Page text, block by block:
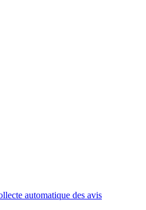
automatique des avis